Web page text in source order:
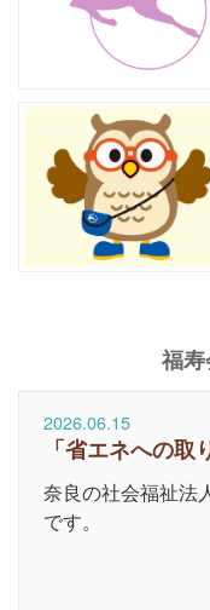
福寿
2026.06.15
「省エネへの
奈良の社会福祉法
です。